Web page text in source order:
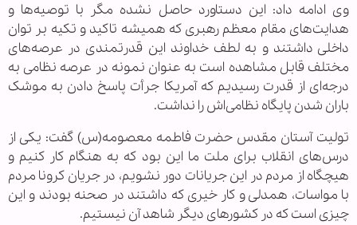
وی ادامه داد: این دستاورد حاصل نشده مگر با توصیه‌ها و
هدایت‌های مقام معظم رهبری که همیشه تاکید و تکیه بر توان
داخلی داشتند و به لطف خداوند این قدرتمندی در عرصه‌های
مختلف قابل مشاهده است به عنوان نمونه در عرصه نظامی به
درجه‌ای از قدرت رسیدیم که آمریکا جرأت پاسخ دادن به موشک
باران شدن پایگاه نظامی‌اش را نداشت.
تولیت آستان مقدس حضرت فاطمه معصومه(س) گفت: یکی از
درس‌های انقلاب برای ملت ما این بود که به هنگام کار کنیم و
هیچگاه از مردم در این جریانات دور نشویم، در جریان کرونا مردم
با مواسات، همدلی و کار خیری که داشتند در صحنه بودند و این
چیزی است که در کشورهای دیگر شاهد آن نیستیم.